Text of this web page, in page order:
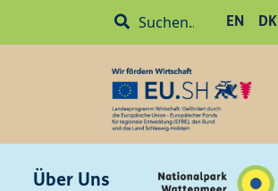
EN DK
Über Uns